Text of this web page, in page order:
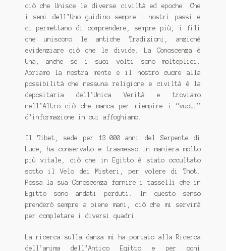
ciò che Unisce le diverse civiltà ed epoche. Che
i semi dell’Uno guidino sempre i nostri passi e
ci permettano di comprendere, sempre più, i fili
che uniscono le antiche Tradizioni, anziché
evidenziare ciò che le divide. La Conoscenza è
Una, anche se i suoi volti sono molteplici.
Apriamo la nostra mente e il nostro cuore alla
possibilità che nessuna religione e civiltà è la
depositaria dell’Unica Verità e troviamo
nell’Altro ciò che manca per riempire i “vuoti”
d’informazione in cui affoghiamo.
Il Tibet, sede per 13.000 anni del Serpente di
Luce, ha conservato e trasmesso in maniera molto
più vitale, ciò che in Egitto è stato occultato
sotto il Velo dei Misteri, per volere di Thot.
Possa la sua Conoscenza fornire i tasselli che in
Egitto sono andati perduti. In questo senso
prenderò sempre a piene mani, ciò che mi servirà
per completare i diversi quadri.
La ricerca sulla danza mi ha portato alla Ricerca
dell’anima dell’Antico Egitto e per ogni